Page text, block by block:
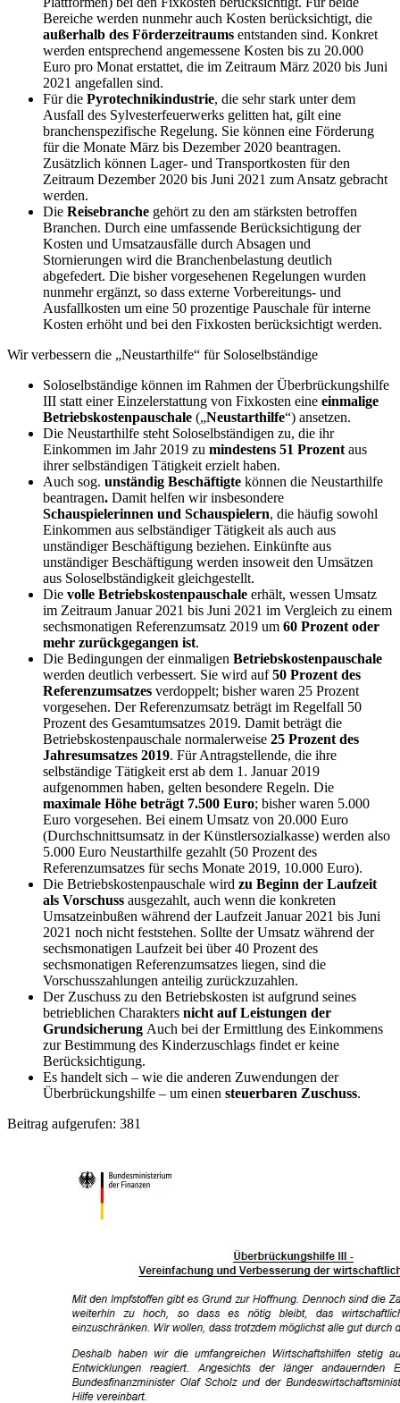
Bereiche werden nunmehr auch Kosten berücksichtigt, die
außerhalb des Förderzeitraums entstanden sind. Konkret
werden entsprechend angemessene Kosten bis zu 20.000
Euro pro Monat erstattet, die im Zeitraum März 2020 bis Juni
2021 angefallen sind.
Für die Pyrotechnikindustrie, die sehr stark unter dem
Ausfall des Sylvesterfeuerwerks gelitten hat, gilt eine
branchenspezifische Regelung. Sie können eine Förderung
für die Monate März bis Dezember 2020 beantragen.
Zusätzlich können Lager- und Transportkosten für den
Zeitraum Dezember 2020 bis Juni 2021 zum Ansatz gebracht
werden.
Die Reisebranche gehört zu den am stärksten betroffen
Branchen. Durch eine umfassende Berücksichtigung der
Kosten und Umsatzausfälle durch Absagen und
Stornierungen wird die Branchenbelastung deutlich
abgefedert. Die bisher vorgesehenen Regelungen wurden
nunmehr ergänzt, so dass externe Vorbereitungs- und
Ausfallkosten um eine 50 prozentige Pauschale für interne
Kosten erhöht und bei den Fixkosten berücksichtigt werden.
Wir verbessern die „Neustarthilfe“ für Soloselbständige
Soloselbständige können im Rahmen der Überbrückungshilfe
III statt einer Einzelerstattung von Fixkosten eine einmalige
Betriebskostenpauschale („Neustarthilfe“) ansetzen.
Die Neustarthilfe steht Soloselbständigen zu, die ihr
Einkommen im Jahr 2019 zu mindestens 51 Prozent aus
ihrer selbständigen Tätigkeit erzielt haben.
Auch sog. unständig Beschäftigte können die Neustarthilfe
beantragen. Damit helfen wir insbesondere
Schauspielerinnen und Schauspielern, die häufig sowohl
Einkommen aus selbständiger Tätigkeit als auch aus
unständiger Beschäftigung beziehen. Einkünfte aus
unständiger Beschäftigung werden insoweit den Umsätzen
aus Soloselbständigkeit gleichgestellt.
Die volle Betriebskostenpauschale erhält, wessen Umsatz
im Zeitraum Januar 2021 bis Juni 2021 im Vergleich zu einem
sechsmonatigen Referenzumsatz 2019 um 60 Prozent oder
mehr zurückgegangen ist.
Die Bedingungen der einmaligen Betriebskostenpauschale
werden deutlich verbessert. Sie wird auf50 Prozent des
Referenzumsatzes verdoppelt; bisher waren 25 Prozent
vorgesehen. Der Referenzumsatz beträgt im Regelfall 50
Prozent des Gesamtumsatzes 2019. Damit beträgt die
Betriebskostenpauschale normalerweise 25 Prozent des
Jahresumsatzes 2019. Für Antragstellende, die ihre
selbständige Tätigkeit erst ab dem 1. Januar 2019
aufgenommen haben, gelten besondere Regeln. Die
maximale Höhe beträgt 7.500 Euro; bisher waren 5.000
Euro vorgesehen. Bei einem Umsatz von 20.000 Euro
(Durchschnittsumsatz in der Künstlersozialkasse) werden also
5.000 Euro Neustarthilfe gezahlt (50 Prozent des
Referenzumsatzes für sechs Monate 2019, 10.000 Euro).
Die Betriebskostenpauschale wird zu Beginn der Laufzeit
als Vorschuss ausgezahlt, auch wenn die konkreten
Umsatzeinbußen während der Laufzeit Januar 2021 bis Juni
2021 noch nicht feststehen. Sollte der Umsatz während der
sechsmonatigen Laufzeit bei über 40 Prozent des
sechsmonatigen Referenzumsatzes liegen, sind die
Vorschusszahlungen anteilig zurückzuzahlen.
Der Zuschuss zu den Betriebskosten ist aufgrund seines
betrieblichen Charakters nicht auf Leistungen der
Grundsicherung Auch bei der Ermittlung des Einkommens
zur Bestimmung des Kinderzuschlags findet er keine
Berücksichtigung.
Es handelt sich – wie die anderen Zuwendungen der
Überbrückungshilfe – um einen steuerbaren Zuschuss.
Beitrag aufgerufen: 381